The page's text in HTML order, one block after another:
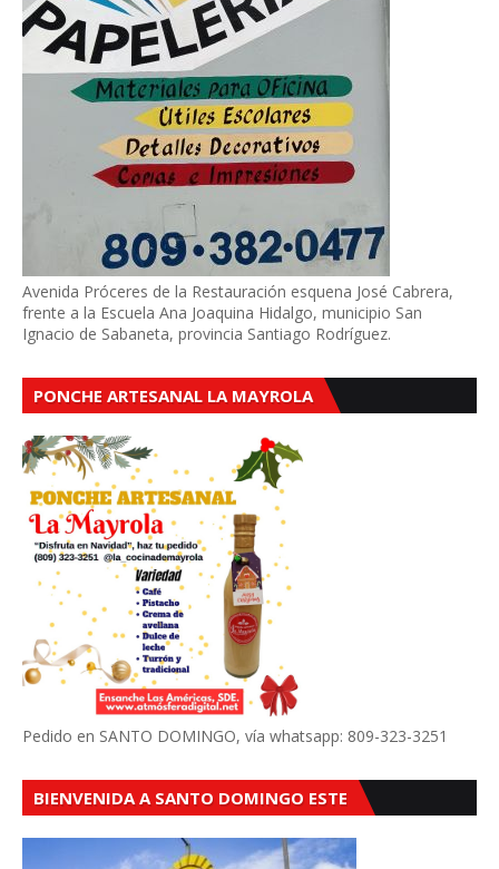
Avenida Próceres de la Restauración esquena José Cabrera,
frente a la Escuela Ana Joaquina Hidalgo, municipio San
Ignacio de Sabaneta, provincia Santiago Rodríguez.
PONCHE ARTESANAL LA MAYROLA
Pedido en SANTO DOMINGO, vía whatsapp: 809-323-3251
BIENVENIDA A SANTO DOMINGO ESTE